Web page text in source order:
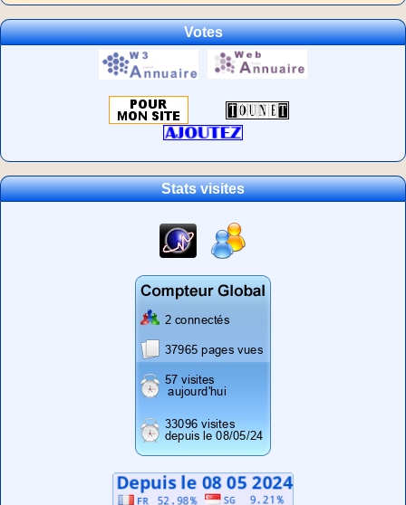
Votes
Stats visites